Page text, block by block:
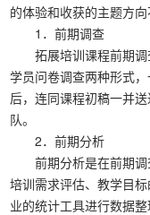
的体验和收获的主题方向
1．前期调查
拓展培训课程前期调
学员问卷调查两种形式
后，连同课程初稿一并
队。
2．前期分析
前期分析是在前期调
培训需求评估、教学目
业的统计工具进行数据